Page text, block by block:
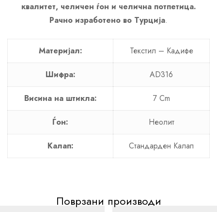
квалитет, челичен ѓон и челична потпетица.
Рачно изработено во Турција.
Материјал: Текстил – Кадифе
Шифра: AD316
Висина на штикла: 7 Cm
Ѓон: Неолит
Калап: Стандарден Калап
Поврзани производи